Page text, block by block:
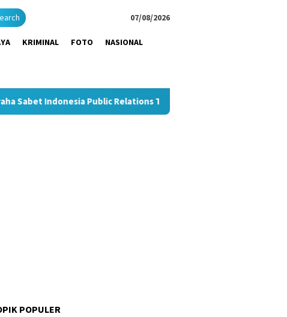
07/08/2026
KRIMINAL FOTO NASIONAL
Public Relations Top Leader 2026
POPULER